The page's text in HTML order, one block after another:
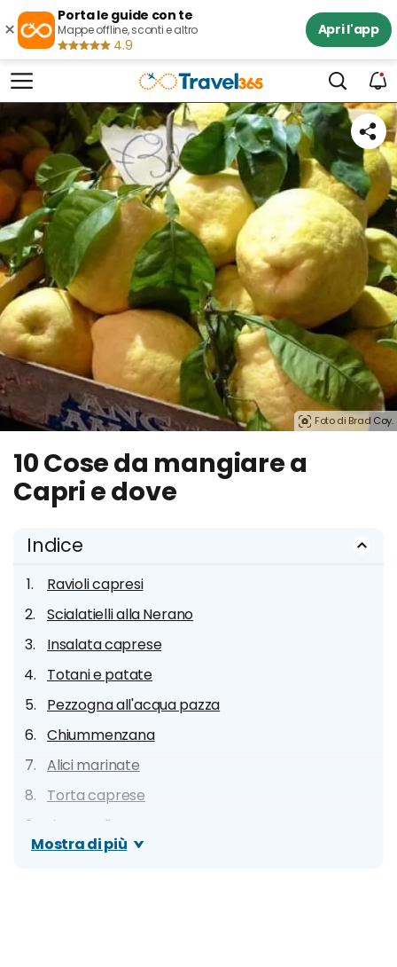
×
Porta le guide con te
Mappe offline, sconti e altro
4.9
Apri l'app
Foto di Brad Coy.
10 Cose da mangiare a
Capri e dove
Indice
Ravioli capresi
Scialatielli alla Nerano
Insalata caprese
Totani e patate
Pezzogna all'acqua pazza
Chiummenzana
Alici marinate
Torta caprese
Limoncello
Dove mangiare a Capri: migliori ristoranti, locali
Mostra di più